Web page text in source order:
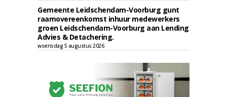
Gemeente Leidschendam-Voorburg gunt
raamovereenkomst inhuur medewerkers
groen Leidschendam-Voorburg aan Lending
Advies & Detachering.
woensdag 5 augustus 2026